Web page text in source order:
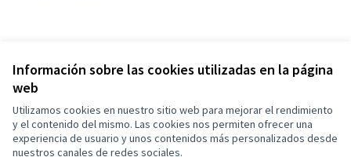
Información sobre las cookies utilizadas en la página
web
Utilizamos cookies en nuestro sitio web para mejorar el rendimiento
y el contenido del mismo. Las cookies nos permiten ofrecer una
experiencia de usuario y unos contenidos más personalizados desde
nuestros canales de redes sociales.
Términos y condiciones de uso
Configuración de cookies
Decidim Calafell en X
Decidim Calafell en Facebook
Decidim Calafell en YouTube
Decidim Calafell en GitHub